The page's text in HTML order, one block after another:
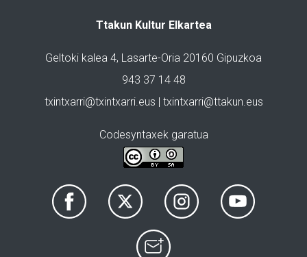
Ttakun Kultur Elkartea
Geltoki kalea 4, Lasarte-Oria 20160 Gipuzkoa
943 37 14 48
txintxarri@txintxarri.eus | txintxarri@ttakun.eus
Codesyntaxek garatua